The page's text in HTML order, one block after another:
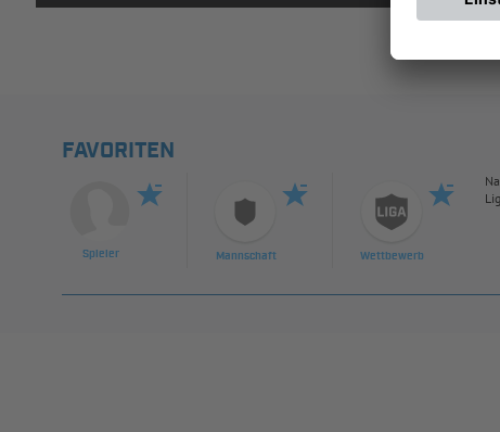
FAVORITEN
Spieler Mannschaft Wettbewerb